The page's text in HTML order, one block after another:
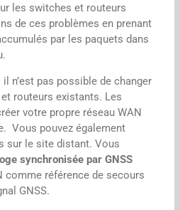
les switches et routeurs
de ces problèmes en prenant
par les paquets dans
n’est pas possible de changer
routeurs existants. Les
votre propre réseau WAN
Vous pouvez également
sur le site distant. Vous
synchronisée par GNSS
comme référence de secours
GNSS.